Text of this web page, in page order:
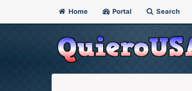
Home Portal Search